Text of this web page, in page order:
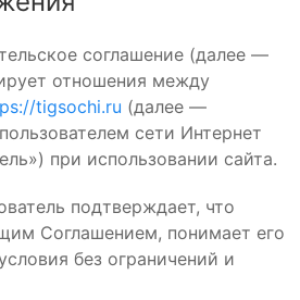
соглашение (далее —
отношения между
tigsochi.ru (далее —
сети Интернет
при использовании сайта.
подтверждает, что
Соглашением, понимает его
без ограничений и